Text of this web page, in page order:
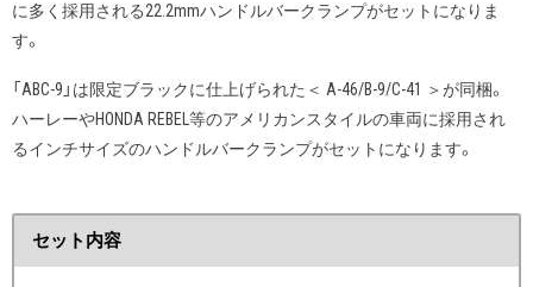
に多く採用される22.2mmハンドルバークランプがセットになりま
す。
「ABC-9」は限定ブラックに仕上げられた＜ A-46/B-9/C-41 ＞が同梱。
ハーレーやHONDA REBEL等のアメリカンスタイルの車両に採用され
るインチサイズのハンドルバークランプがセットになります。
セット内容